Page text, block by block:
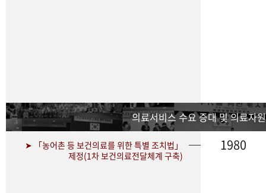
의료서비스 수요 증대 및 의료자
➤ 「농어촌 등 보건의료를 위한 특별 조치법」
제정(1차 보건의료전달체계 구축)
1980